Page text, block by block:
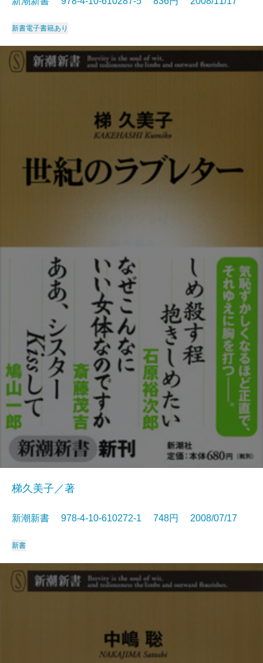
新書電子書籍あり
梯久美子／著
新潮新書 978-4-10-610272-1 748円 2008/07/17
新書